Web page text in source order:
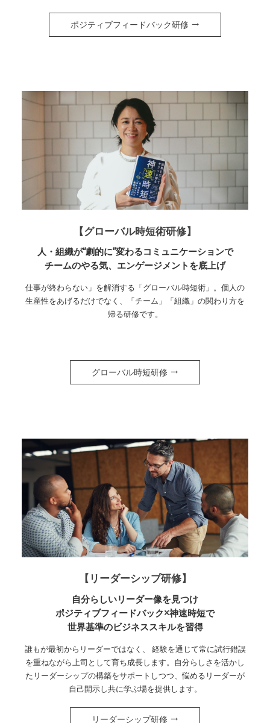
ポジティブフィードバック研修
【グローバル時短術研修】
人・組織が“劇的に”変わるコミュニケーションで
チームのやる気、エンゲージメントを底上げ
仕事が終わらない」を解消する「グローバル時短術」。個人の
生産性をあげるだけでなく、「チーム」「組織」の関わり方を
帰る研修です。
グローバル時短研修
【リーダーシップ研修】
自分らしいリーダー像を見つけ
ポジティブフィードバック×神速時短で
世界基準のビジネススキルを習得
誰もが最初からリーダーではなく、 経験を通じて常に試行錯誤
を重ねながら上司として育ち成長します。自分らしさを活かし
たリーダーシップの構築をサポートしつつ、悩めるリーダーが
自己開示し共に学ぶ場を提供します。
リーダーシップ研修